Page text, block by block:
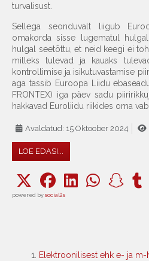
turvalisust.
Sellega seonduvalt liigub
omakorda sisse lugematul
hulgal seetõttu, et neid keegi ei
milleks tulevad ja kauaks
kontrollimise ja isikutuvastamise
aga tassib Euroopa Liidu
FRONTEX) iga päev sadu
hakkavad Euroliidu riikides oma
Avaldatud: 15 Oktoober 2024
LOE EDASI...
powered by social2s
Elektroonilisest ehk e- ja m-